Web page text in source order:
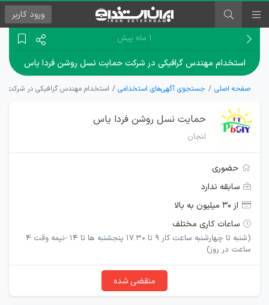
ورود کاربر
۱ ماه پیش
استخدام مهندس گرافیکی در شرکت حمایت نسل روشن فردا یاس
صفحه اصلی جستجوی آگهی‌های استخدامی استخدام مهندس گرافیکی در شرکت
حمایت نسل روشن فردا یاس
لنجان
حضوری
سابقه ندارد
از ۳۰ میلیون به بالا
ساعات کاری مختلف
(شنبه تا چهارشنبه ساعت کار ۹ تا ۱۷.۳۰ پنجشنبه ها تا ۱۴ -نیمه وقت 4
ساعت در روز)
منقضی شده